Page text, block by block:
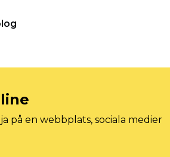
på en webbplats, sociala medier